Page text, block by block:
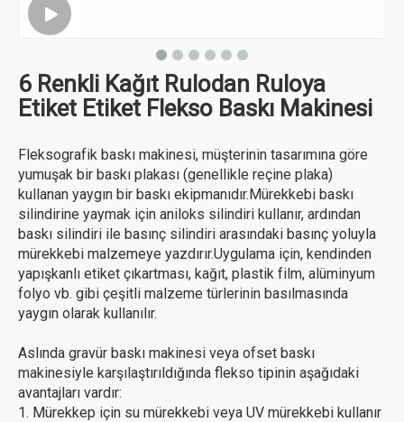
6 Renkli Kağıt Rulodan Ruloya
Etiket Etiket Flekso Baskı Makinesi
Fleksografik baskı makinesi, müşterinin tasarımına göre
yumuşak bir baskı plakası (genellikle reçine plaka)
kullanan yaygın bir baskı ekipmanıdır.Mürekkebi baskı
silindirine yaymak için aniloks silindiri kullanır, ardından
baskı silindiri ile basınç silindiri arasındaki basınç yoluyla
mürekkebi malzemeye yazdırır.Uygulama için, kendinden
yapışkanlı etiket çıkartması, kağıt, plastik film, alüminyum
folyo vb. gibi çeşitli malzeme türlerinin basılmasında
yaygın olarak kullanılır.
Aslında gravür baskı makinesi veya ofset baskı
makinesiyle karşılaştırıldığında flekso tipinin aşağıdaki
avantajları vardır:
1. Mürekkep için su mürekkebi veya UV mürekkebi kullanır